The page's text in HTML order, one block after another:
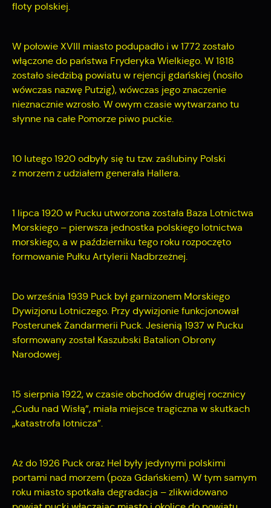
floty polskiej.
W połowie XVIII miasto podupadło i w 1772 zostało
włączone do państwa Fryderyka Wielkiego. W 1818
zostało siedzibą powiatu w rejencji gdańskiej (nosiło
wówczas nazwę Putzig), wówczas jego znaczenie
nieznacznie wzrosło. W owym czasie wytwarzano tu
słynne na całe Pomorze piwo puckie.
10 lutego 1920 odbyły się tu tzw. zaślubiny Polski
z morzem z udziałem generała Hallera.
1 lipca 1920 w Pucku utworzona została Baza Lotnictwa
Morskiego – pierwsza jednostka polskiego lotnictwa
morskiego, a w październiku tego roku rozpoczęto
formowanie Pułku Artylerii Nadbrzeżnej.
Do września 1939 Puck był garnizonem Morskiego
Dywizjonu Lotniczego. Przy dywizjonie funkcjonował
Posterunek Żandarmerii Puck. Jesienią 1937 w Pucku
sformowany został Kaszubski Batalion Obrony
Narodowej.
15 sierpnia 1922, w czasie obchodów drugiej rocznicy
„Cudu nad Wisłą”, miała miejsce tragiczna w skutkach
„katastrofa lotnicza”.
Aż do 1926 Puck oraz Hel były jedynymi polskimi
portami nad morzem (poza Gdańskiem). W tym samym
roku miasto spotkała degradacja – zlikwidowano